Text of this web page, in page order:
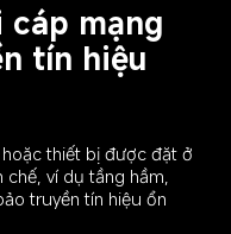
mạng
tín hiệu
thiết bị được đặt ở
ví dụ tầng hầm,
truyền tín hiệu ổn